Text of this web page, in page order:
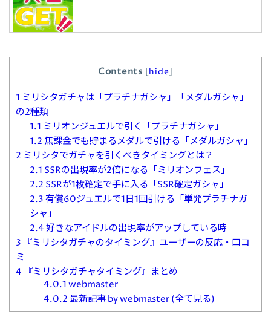
Contents [hide]
1 ミリシタガチャは「プラチナガシャ」「メダルガシャ」
の2種類
1.1 ミリオンジュエルで引く「プラチナガシャ」
1.2無課金でも貯まるメダルで引ける「メダルガシャ」
2 ミリシタでガチャを引くべきタイミングとは？
2.1 SSRの出現率が2倍になる「ミリオンフェス」
2.2 SSRが1枚確定で手に入る「SSR確定ガシャ」
2.3有償60ジュエルで1日1回引ける「単発プラチナガ
シャ」
2.4好きなアイドルの出現率がアップしている時
3 『ミリシタガチャのタイミング』ユーザーの反応・口コ
ミ
4 『ミリシタガチャタイミング』まとめ
4.0.1webmaster
4.0.2 最新記事 by webmaster (全て見る)